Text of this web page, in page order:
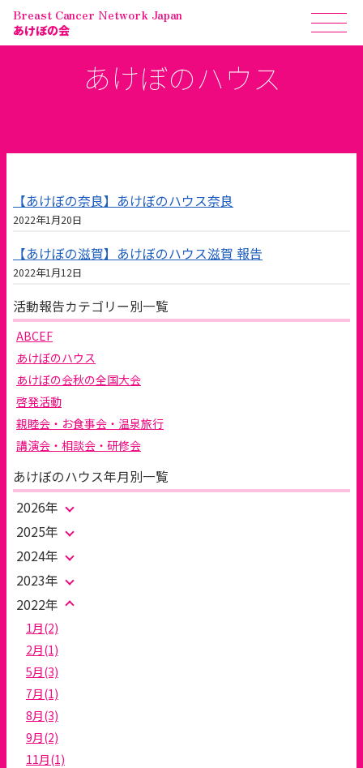
Breast Cancer Network Japan
あけぼの会
あけぼのハウス
【あけぼの奈良】あけぼのハウス奈良
2022年1月20日
【あけぼの滋賀】あけぼのハウス滋賀 報告
2022年1月12日
活動報告カテゴリー別一覧
ABCEF
あけぼのハウス
あけぼの会秋の全国大会
啓発活動
親睦会・お食事会・温泉旅行
講演会・相談会・研修会
あけぼのハウス年月別一覧
2026年
2025年
2024年
2023年
2022年
1月(2)
2月(1)
5月(3)
7月(1)
8月(3)
9月(2)
11月(1)